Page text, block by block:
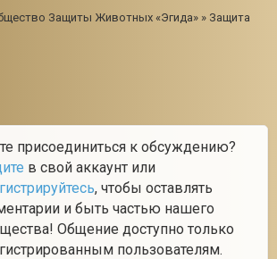
Защиты Животных «Эгида» » Защита
присоединиться к обсуждению?
в свой аккаунт или
, чтобы оставлять
и быть частью нашего
Общение доступно только
пользователям.